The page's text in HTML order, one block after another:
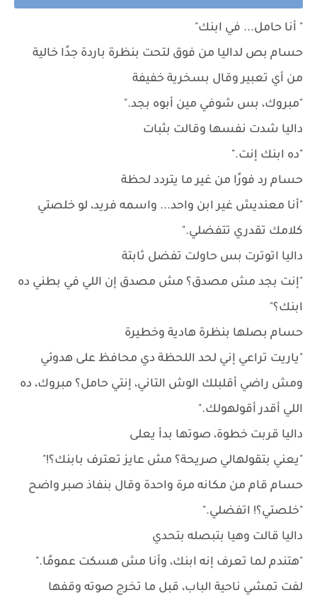
" أنا حامل... في ابنك"
حسام بص لداليا من فوق لتحت بنظرة باردة جدًا خالية
من أي تعبير وقال بسخرية خفيفة
"مبروك، بس شوفي مين أبوه بجد."
داليا شدت نفسها وقالت بثبات
"ده ابنك إنت."
حسام رد فورًا من غير ما يتردد لحظة
"أنا معنديش غير ابن واحد... واسمه فريد، لو خلصتي
كلامك تقدري تتفضلي."
داليا اتوترت بس حاولت تفضل ثابتة
"إنت بجد مش مصدق؟ مش مصدق إن اللي في بطني ده
ابنك؟"
حسام بصلها بنظرة هادية وخطيرة
"ياريت تراعي إني لحد اللحظة دي محافظ على هدوئي
ومش راضي أقلبلك الوش التاني، إنتي حامل؟ مبروك، ده
اللي أقدر أقولهولك."
داليا قربت خطوة، صوتها بدأ يعلى
"يعني بتقولهالي صريحة؟ مش عايز تعترف بابنك؟!"
حسام قام من مكانه مرة واحدة وقال بنفاذ صبر واضح
"خلصتي؟! اتفضلي."
داليا قالت وهيا بتبصله بتحدي
"هتندم لما تعرف إنه ابنك، وأنا مش هسكت عمومًا."
لفت تمشي ناحية الباب، قبل ما تخرج صوته وقفها